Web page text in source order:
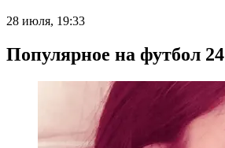
28 июля, 19:33
Популярное на футбол 24